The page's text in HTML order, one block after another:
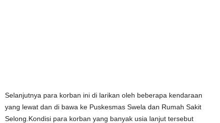
Selanjutnya para korban ini di larikan oleh beberapa kendaraan
yang lewat dan di bawa ke Puskesmas Swela dan Rumah Sakit
Selong.Kondisi para korban yang banyak usia lanjut tersebut